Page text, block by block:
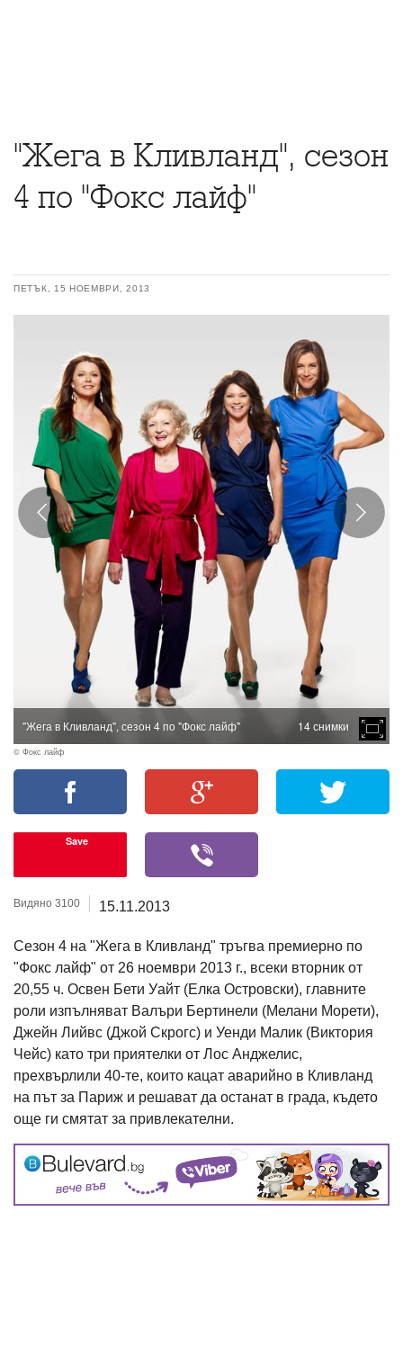
"Жега в Кливланд", сезон
4 по "Фокс лайф"
ПЕТЪК, 15 НОЕМВРИ, 2013
"Жега в Кливланд", сезон 4 по "Фокс лайф" 14 снимки
© Фокс лайф
Save
Видяно 3100 15.11.2013
Сезон 4 на "Жега в Кливланд" тръгва премиерно по
"Фокс лайф" от 26 ноември 2013 г., всеки вторник от
20,55 ч. Освен Бети Уайт (Елка Островски), главните
роли изпълняват Валъри Бертинели (Мелани Морети),
Джейн Лийвс (Джой Скрогс) и Уенди Малик (Виктория
Чейс) като три приятелки от Лос Анджелис,
прехвърлили 40-те, които кацат аварийно в Кливланд
на път за Париж и решават да останат в града, където
още ги смятат за привлекателни.